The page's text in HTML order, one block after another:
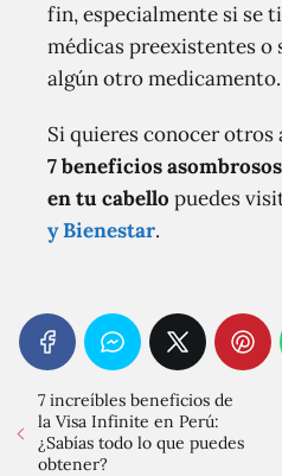
fin, especialmente si se
médicas preexistentes o
algún otro medicamento.
Si quieres conocer
7 beneficios
en tu cabello puedes
y Bienestar.
7 increíbles beneficios de
la Visa Infinite en Perú:
¿Sabías todo lo que puedes
obtener?